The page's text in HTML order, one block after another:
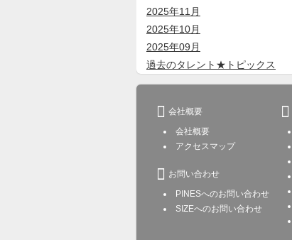
2025年11月
2025年10月
2025年09月
過去のタレント★トピックス
 会社概要
会社概要
アクセスマップ
 お問い合わせ
PINESへのお問い合わせ
SIZEへのお問い合わせ
